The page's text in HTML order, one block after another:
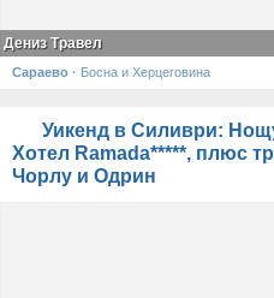
Дениз Травел
Сараево · Босна и Херцеговина
Уикенд в Силиври:
Хотел Ramada*****, плюс
Чорлу и Одрин